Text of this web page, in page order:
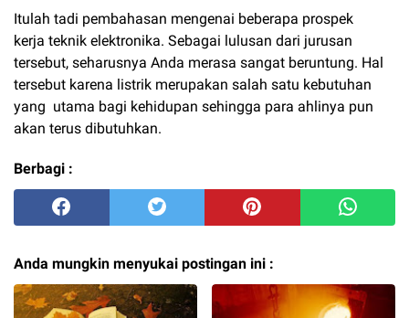
Itulah tadi pembahasan mengenai beberapa prospek
kerja teknik elektronika. Sebagai lulusan dari jurusan
tersebut, seharusnya Anda merasa sangat beruntung. Hal
tersebut karena listrik merupakan salah satu kebutuhan
yang utama bagi kehidupan sehingga para ahlinya pun
akan terus dibutuhkan.
Berbagi :
Anda mungkin menyukai postingan ini :